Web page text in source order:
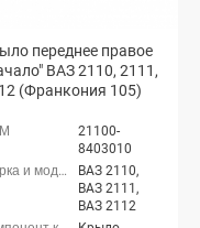
переднее правое
ВАЗ 2110, 2111,
(Франкония 105)
21100-
8403010
ВАЗ 2110,
ВАЗ 2111,
ВАЗ 2112